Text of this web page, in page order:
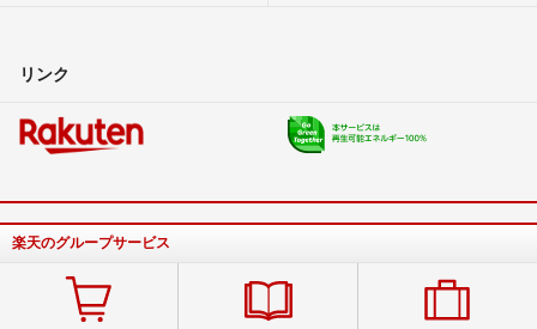
リンク
楽天のグループサービス